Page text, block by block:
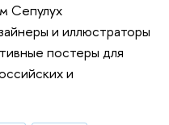
Сепулух
и иллюстраторы
постеры для
и